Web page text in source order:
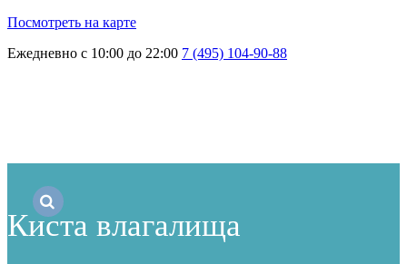
Посмотреть на карте
Ежедневно с 10:00 до 22:00 7 (495) 104-90-88
Главная →
Киста влагалища